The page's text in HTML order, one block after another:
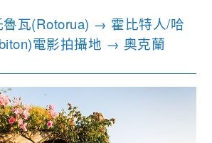
魯瓦(Rotorua) → 霍比特人/哈
電影拍攝地 → 奧克蘭